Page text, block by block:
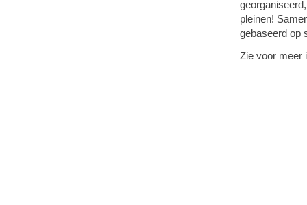
pleinen!
gebaseerd op
Zie voor meer